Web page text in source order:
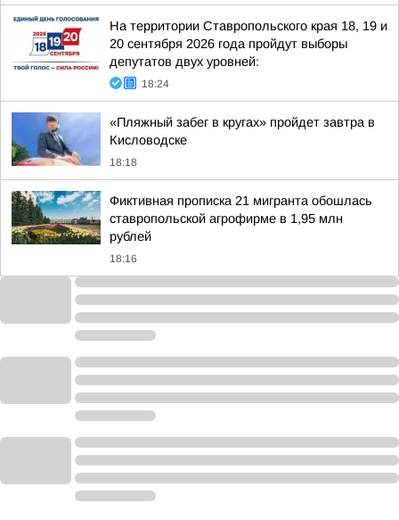
На территории Ставропольского края 18, 19 и
20 сентября 2026 года пройдут выборы
депутатов двух уровней:
18:24
«Пляжный забег в кругах» пройдет завтра в
Кисловодске
18:18
Фиктивная прописка 21 мигранта обошлась
ставропольской агрофирме в 1,95 млн
рублей
18:16